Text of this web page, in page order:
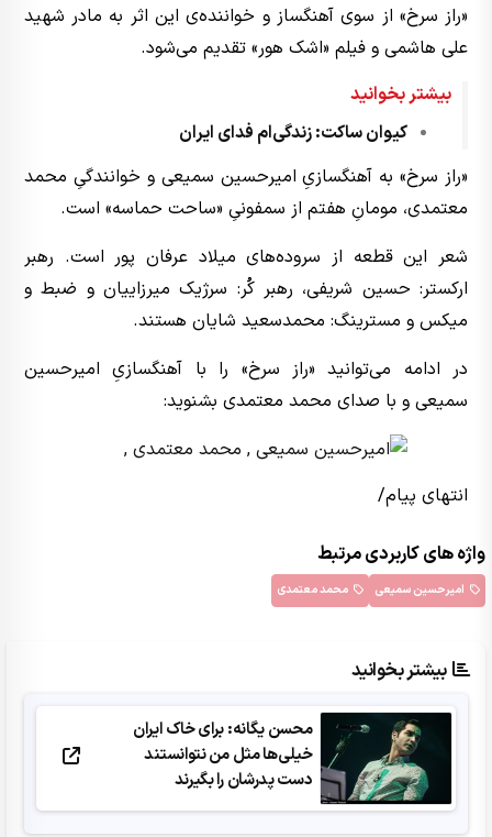
«راز سرخ» از سوی آهنگساز و خواننده‌ی این اثر به مادر شهید
علی هاشمی و فیلم «اشک هور» تقدیم می‌شود.
بیشتر بخوانید
کیوان ساکت: زندگی‌ام فدای ایران
«راز سرخ» به آهنگسازیِ امیرحسین سمیعی و خوانندگیِ محمد
معتمدی، مومانِ هفتم از سمفونیِ «ساحت حماسه» است.
شعر این قطعه از سروده‌های میلاد عرفان پور است. رهبر
ارکستر: حسین شریفی، رهبر کُر: سرژیک میرزاییان و ضبط و
میکس و مسترینگ: محمدسعید شایان هستند.
در ادامه می‌توانید «راز سرخ» را با آهنگسازیِ امیرحسین
سمیعی و با صدای محمد معتمدی بشنوید:
انتهای پیام/
واژه های کاربردی مرتبط
امیرحسین سمیعی محمد معتمدی
بیشتر بخوانید
محسن یگانه: برای خاک ایران
خیلی‌ها مثل من نتوانستند
دست پدرشان را بگیرند